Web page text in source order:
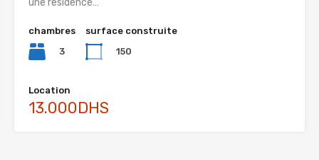
une résidence…
chambres
3
surface construite
150
Location
13.000DHS